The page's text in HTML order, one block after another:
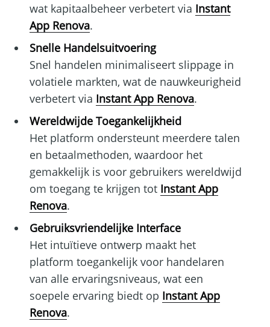
wat kapitaalbeheer verbetert via Instant
App Renova.
Snelle Handelsuitvoering
Snel handelen minimaliseert slippage in
volatiele markten, wat de nauwkeurigheid
verbetert via Instant App Renova.
Wereldwijde Toegankelijkheid
Het platform ondersteunt meerdere talen
en betaalmethoden, waardoor het
gemakkelijk is voor gebruikers wereldwijd
om toegang te krijgen tot Instant App
Renova.
Gebruiksvriendelijke Interface
Het intuïtieve ontwerp maakt het
platform toegankelijk voor handelaren
van alle ervaringsniveaus, wat een
soepele ervaring biedt op Instant App
Renova.